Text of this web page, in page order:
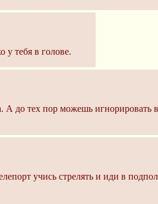
у тебя в голове.
до тех пор можешь игнорировать
учись стрелять и иди в